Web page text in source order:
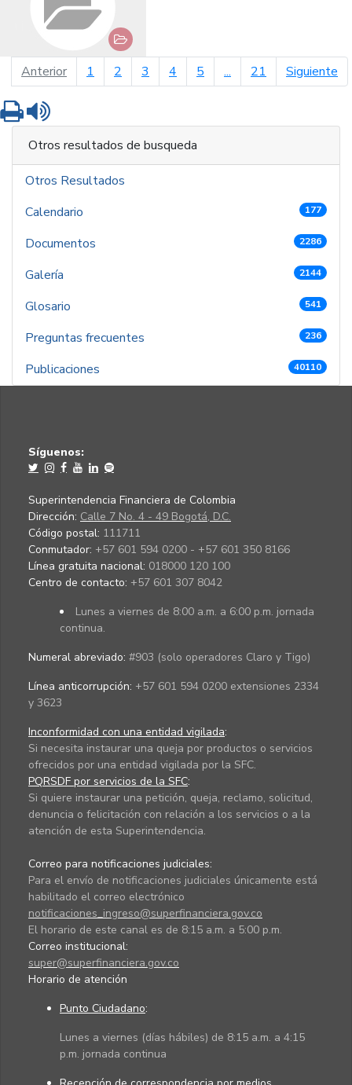
Anteriorpágina anterior
1 2 3 4 5 ... 21 Siguiente
Imprimir
Otros resultados de busqueda
Otros Resultados
Calendario
177
Documentos 2286
Galería 2144
Glosario 541
Preguntas frecuentes 236
Publicaciones 40110
Síguenos:
Superintendencia Financiera de Colombia
Dirección: Calle 7 No. 4 - 49 Bogotá, D.C.
Código postal: 111711
Conmutador: +57 601 594 0200 - +57 601 350 8166
Línea gratuita nacional: 018000 120 100
Centro de contacto: +57 601 307 8042
Lunes a viernes de 8:00 a.m. a 6:00 p.m. jornada
continua.
Numeral abreviado: #903 (solo operadores Claro y Tigo)
Línea anticorrupción: +57 601 594 0200 extensiones 2334
y 3623
Inconformidad con una entidad vigilada:
Si necesita instaurar una queja por productos o servicios
ofrecidos por una entidad vigilada por la SFC.
PQRSDF por servicios de la SFC:
Si quiere instaurar una petición, queja, reclamo, solicitud,
denuncia o felicitación con relación a los servicios o a la
atención de esta Superintendencia.
Correo para notificaciones judiciales:
Para el envío de notificaciones judiciales únicamente está
habilitado el correo electrónico
notificaciones_ingreso@superfinanciera.gov.co
El horario de este canal es de 8:15 a.m. a 5:00 p.m.
Correo institucional:
super@superfinanciera.gov.co
Horario de atención
Punto Ciudadano:
Lunes a viernes (días hábiles) de 8:15 a.m. a 4:15
p.m. jornada continua